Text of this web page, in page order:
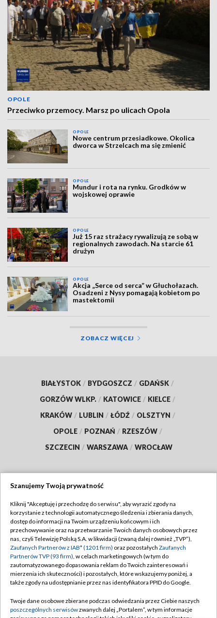
OPOLE
Przeciwko przemocy. Marsz po ulicach Opola
OPOLE
Nowe centrum przesiadkowe. Okolica
dworca w Strzelcach ma się zmienić
OPOLE
Mundur i rota na rynku. Grodków w
wojskowej oprawie
OPOLE
Już 15 raz strażacy rywalizują ze sobą w
regionalnych zawodach. Na starcie 61
drużyn
OPOLE
Akcja „Serce od serca” w Głuchołazach.
Osadzeni z Nysy pomagają kobietom po
mastektomii
ZOBACZ WIĘCEJ
BIAŁYSTOK / BYDGOSZCZ / GDAŃSK /
GORZÓW WLKP. / KATOWICE / KIELCE /
KRAKÓW / LUBLIN / ŁÓDŹ / OLSZTYN /
OPOLE / POZNAŃ / RZESZÓW /
SZCZECIN / WARSZAWA / WROCŁAW
TVP
Abonament TVP
Emisja w TVP
Centrum informacji TVP
Naziemna Telewizja Cyfrowa
Rada Programowa
Regulamin TVP
Polityka prywatności
Moje zgody
Pomoc
Kontakt
Szanujemy Twoją prywatność
Kliknij "Akceptuję i przechodzę do serwisu", aby wyrazić zgody na
korzystanie z technologii automatycznego śledzenia i zbierania danych,
dostęp do informacji na Twoim urządzeniu końcowym i ich
przechowywanie oraz na przetwarzanie Twoich danych osobowych przez
nas, czyli Telewizję Polską S.A. w likwidacji (zwaną dalej również „TVP”),
Zaufanych Partnerów z IAB* (1201 firm) oraz pozostałych Zaufanych
Partnerów TVP (93 firm), w celach marketingowych (w tym do
zautomatyzowanego dopasowania reklam do Twoich zainteresowań i
mierzenia ich skuteczności) i pozostałych, które wskazujemy poniżej, a
także zgody na udostępnianie przez nas identyfikatora PPID do Google.
Twoje dane osobowe zbierane podczas odwiedzania przez Ciebie naszych
poszczególnych serwisówzwanych dalej „Portalem”, w tym informacje